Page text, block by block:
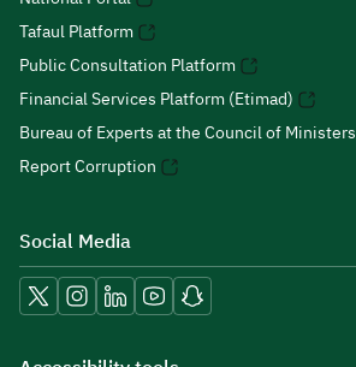
Tafaul Platform
Public Consultation Platform
Financial Services Platform (Etimad)
Bureau of Experts at the Council of Ministers
Report Corruption
Social Media